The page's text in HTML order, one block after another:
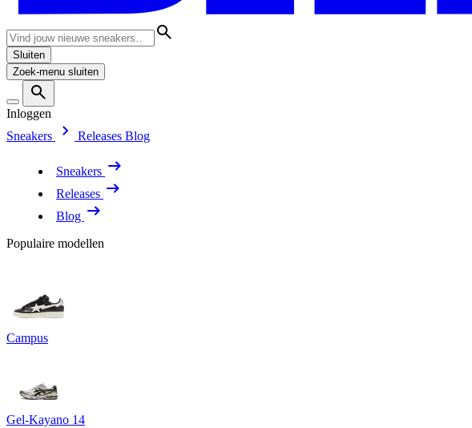
Sluiten
Zoek-menu sluiten
Inloggen
Sneakers
Releases Blog
Sneakers
Releases
Blog
Populaire modellen
Campus
Gel-Kayano 14